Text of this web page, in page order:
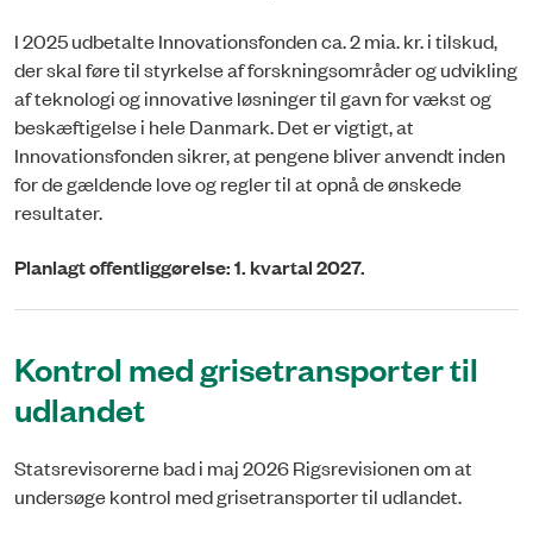
I 2025 udbetalte Innovationsfonden ca. 2 mia. kr. i tilskud,
der skal føre til styrkelse af forskningsområder og udvikling
af teknologi og innovative løsninger til gavn for vækst og
beskæftigelse i hele Danmark. Det er vigtigt, at
Innovationsfonden sikrer, at pengene bliver anvendt inden
for de gældende love og regler til at opnå de ønskede
resultater.
Planlagt offentliggørelse: 1. kvartal 2027.
Kontrol med grisetransporter til
udlandet
Statsrevisorerne bad i maj 2026 Rigsrevisionen om at
undersøge kontrol med grisetransporter til udlandet.